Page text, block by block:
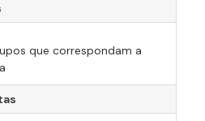
que correspondam a